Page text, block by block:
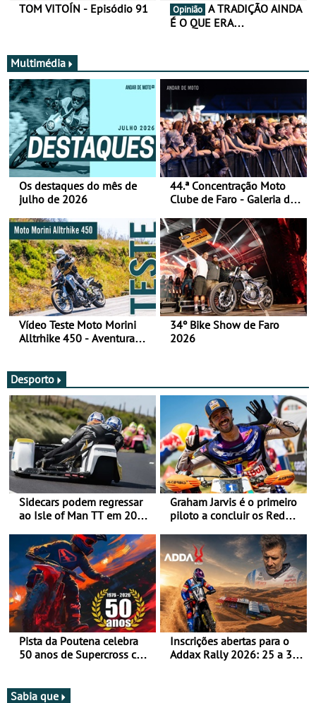
TOM VITOÍN - Episódio 91 Opinião
É O QUE ERA…
Multimédia
Os destaques do mês de
julho de 2026
44.ª Concentração Moto
Clube de Faro - Galeria de
Vídeo Teste Moto Morini
Alltrhike 450 - Aventura
34º Bike Show de Faro
2026
Desporto
Sidecars podem regressar
ao Isle of Man TT em 2027
Graham Jarvis é o primeiro
piloto a concluir os Red
moto elétrica
Pista da Poutena celebra
50 anos de Supercross com
Inscrições abertas para o
Addax Rally 2026: 25 a 30
Sabia que